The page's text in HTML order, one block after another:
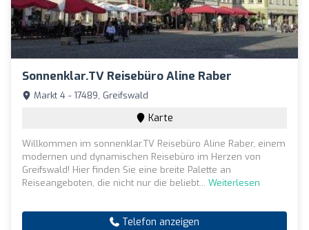
Sonnenklar.TV Reisebüro Aline Raber
Markt 4 - 17489, Greifswald
Karte
Willkommen im sonnenklar.TV Reisebüro Aline Raber, einem
modernen und dynamischen Reisebüro im Herzen von
Greifswald! Hier finden Sie eine breite Palette an
Reiseangeboten, die nicht nur die beliebt... Weiterlesen
Telefon anzeigen